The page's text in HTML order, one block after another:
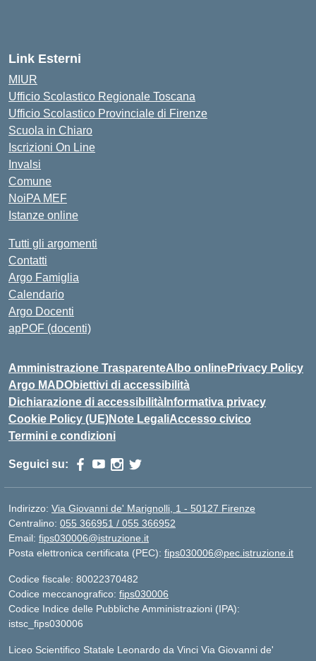
Link Esterni
MIUR
Ufficio Scolastico Regionale Toscana
Ufficio Scolastico Provinciale di Firenze
Scuola in Chiaro
Iscrizioni On Line
Invalsi
Comune
NoiPA MEF
Istanze online
Tutti gli argomenti
Contatti
Argo Famiglia
Calendario
Argo Docenti
apPOF (docenti)
Amministrazione TrasparenteAlbo onlinePrivacy Policy
Argo MADObiettivi di accessibilità
Dichiarazione di accessibilità Informativa privacy
Cookie Policy (UE)Note LegaliAccesso civico
Termini e condizioni
Seguici su:
Indirizzo: Via Giovanni de' Marignolli, 1 - 50127 Firenze
Centralino: 055 366951 / 055 366952
Email: fips030006@istruzione.it
Posta elettronica certificata (PEC): fips030006@pec.istruzione.it
Codice fiscale: 80022370482
Codice meccanografico: fips030006
Codice Indice delle Pubbliche Amministrazioni (IPA):
istsc_fips030006
Liceo Scientifico Statale Leonardo da Vinci Via Giovanni de'